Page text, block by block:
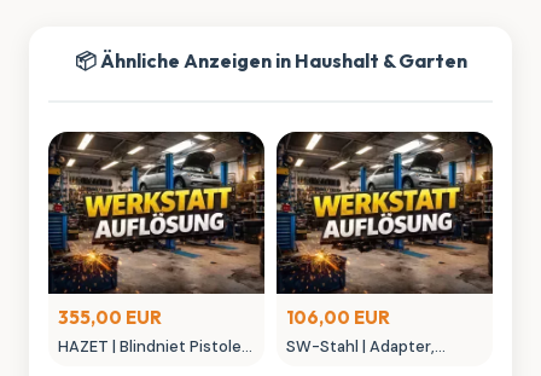
📦 Ähnliche Anzeigen in Haushalt & Garten
355,00 EUR
HAZET | Blindniet Pistole
106,00 EUR
SW-Stahl | Adapter,